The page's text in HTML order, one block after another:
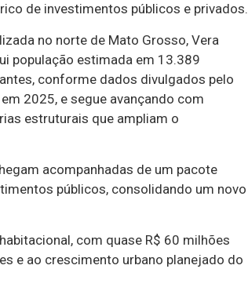
de investimentos públicos e privados.
no norte de Mato Grosso, Vera
população estimada em 13.389
conforme dados divulgados pelo
em 2025, e segue avançando com
estruturais que ampliam o
acompanhadas de um pacote
públicos, consolidando um novo
com quase R$ 60 milhões
e ao crescimento urbano planejado do